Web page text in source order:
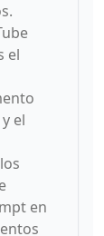
el
el
en